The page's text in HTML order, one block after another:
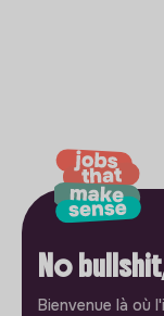
No
Bienvenue là où